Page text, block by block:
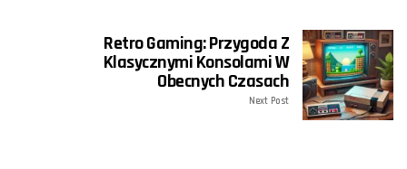
Retro Gaming: Przygoda Z
Klasycznymi Konsolami W
Obecnych Czasach
Next Post